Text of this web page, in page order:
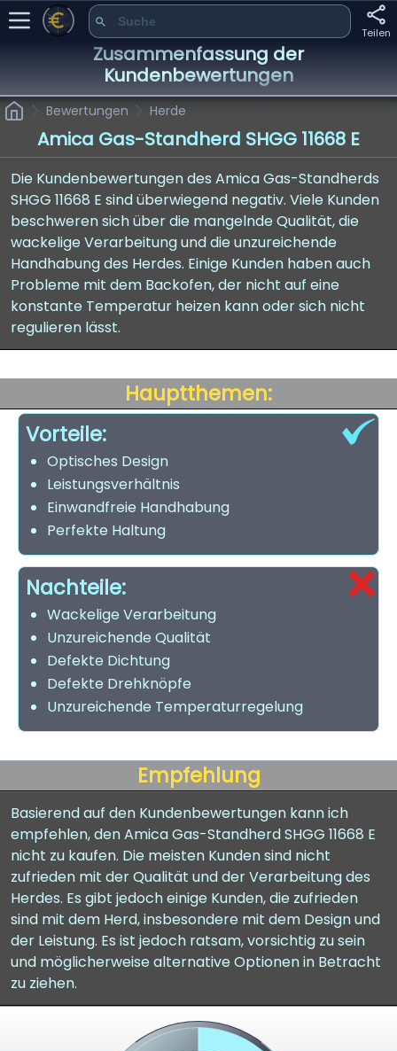
Teilen
Zusammenfassung der
Kundenbewertungen
Bewertungen Herde
Amica Gas-Standherd SHGG 11668 E
Die Kundenbewertungen des Amica Gas-Standherds
SHGG 11668 E sind überwiegend negativ. Viele Kunden
beschweren sich über die mangelnde Qualität, die
wackelige Verarbeitung und die unzureichende
Handhabung des Herdes. Einige Kunden haben auch
Probleme mit dem Backofen, der nicht auf eine
konstante Temperatur heizen kann oder sich nicht
regulieren lässt.
Hauptthemen:
Vorteile:
Optisches Design
Leistungsverhältnis
Einwandfreie Handhabung
Perfekte Haltung
Nachteile:
Wackelige Verarbeitung
Unzureichende Qualität
Defekte Dichtung
Defekte Drehknöpfe
Unzureichende Temperaturregelung
Empfehlung
Basierend auf den Kundenbewertungen kann ich
empfehlen, den Amica Gas-Standherd SHGG 11668 E
nicht zu kaufen. Die meisten Kunden sind nicht
zufrieden mit der Qualität und der Verarbeitung des
Herdes. Es gibt jedoch einige Kunden, die zufrieden
sind mit dem Herd, insbesondere mit dem Design und
der Leistung. Es ist jedoch ratsam, vorsichtig zu sein
und möglicherweise alternative Optionen in Betracht
zu ziehen.